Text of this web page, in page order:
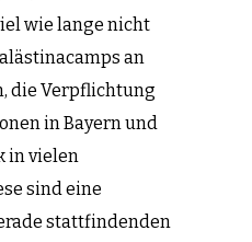
wie lange nicht
an
die Verpflichtung
in Bayern und
in vielen
sind eine
stattfindenden